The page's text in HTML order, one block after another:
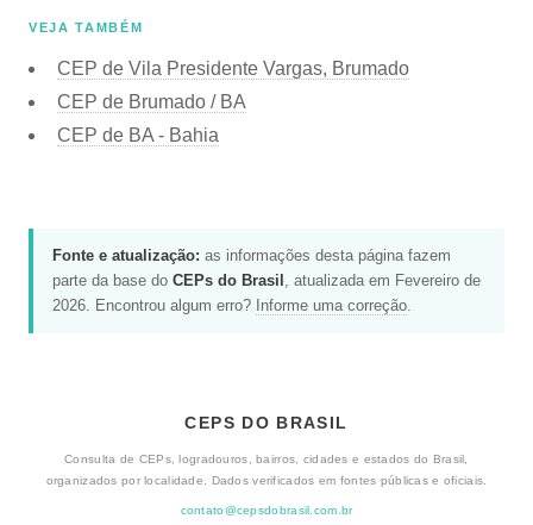
VEJA TAMBÉM
CEP de Vila Presidente Vargas, Brumado
CEP de Brumado / BA
CEP de BA - Bahia
Fonte e atualização: as informações desta página fazem
parte da base do CEPs do Brasil , atualizada em Fevereiro de
2026. Encontrou algum erro? Informe uma correção.
CEPS DO BRASIL
Consulta de CEPs, logradouros, bairros, cidades e estados do Brasil,
organizados por localidade. Dados verificados em fontes públicas e oficiais.
contato@cepsdobrasil.com.br